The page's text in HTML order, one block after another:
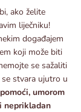
ako želite
liječniku!
događajem
koji može biti
se sažaliti
stvara ujutro u
umorom
neprikladan